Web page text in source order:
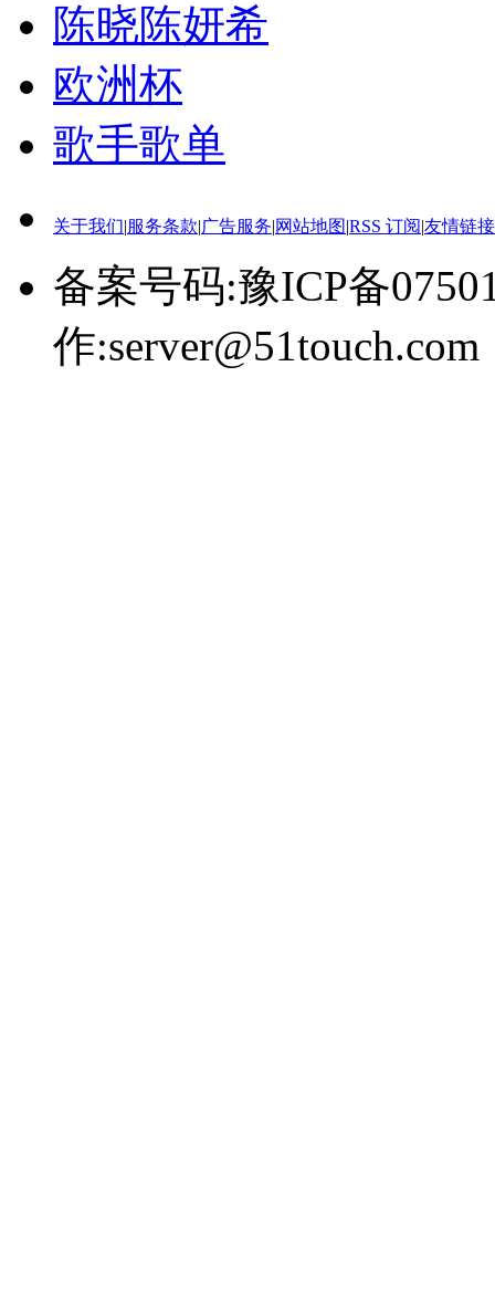
陈晓陈妍希
欧洲杯
歌手歌单
关于我们|服务条款|广告服务|网站地图|RSS 订阅|友情链接
备案号码:豫ICP备
作:server@51touch.com